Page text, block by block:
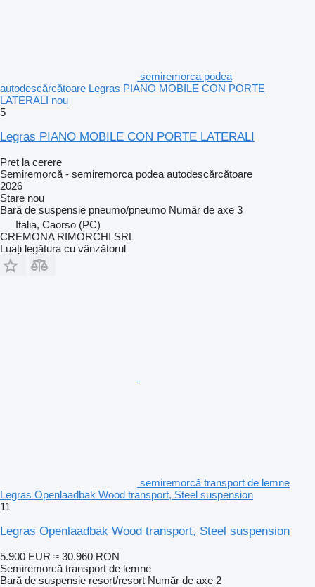
semiremorca podea
autodescărcătoare Legras PIANO MOBILE CON PORTE
LATERALI nou
5
Legras PIANO MOBILE CON PORTE LATERALI
Preț la cerere
Semiremorcă - semiremorca podea autodescărcătoare
2026
Stare nou
Bară de suspensie pneumo/pneumo Număr de axe 3
Italia, Caorso (PC)
CREMONA RIMORCHI SRL
Luați legătura cu vânzătorul
semiremorcă transport de lemne
Legras Openlaadbak Wood transport, Steel suspension
11
Legras Openlaadbak Wood transport, Steel suspension
5.900 EUR ≈ 30.960 RON
Semiremorcă transport de lemne
Bară de suspensie resort/resort Număr de axe 2